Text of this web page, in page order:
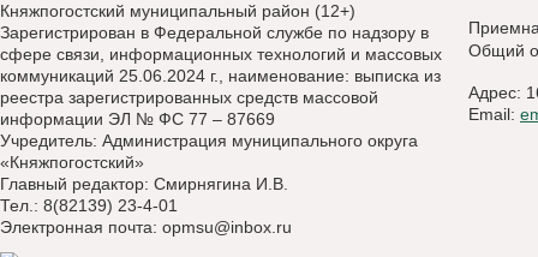
Княжпогостский муниципальный район (12+)
Зарегистрирован в Федеральной службе по надзору в
сфере связи, информационных технологий и массовых
коммуникаций 25.06.2024 г., наименование: выписка из
реестра зарегистрированных средств массовой
информации ЭЛ № ФС 77 – 87669
Учредитель: Администрация муниципального округа
«Княжпогостский»
Главный редактор: Смирнягина И.В.
Тел.: 8(82139) 23-4-01
Электронная почта: opmsu@inbox.ru
Общий
Адрес:
Email: